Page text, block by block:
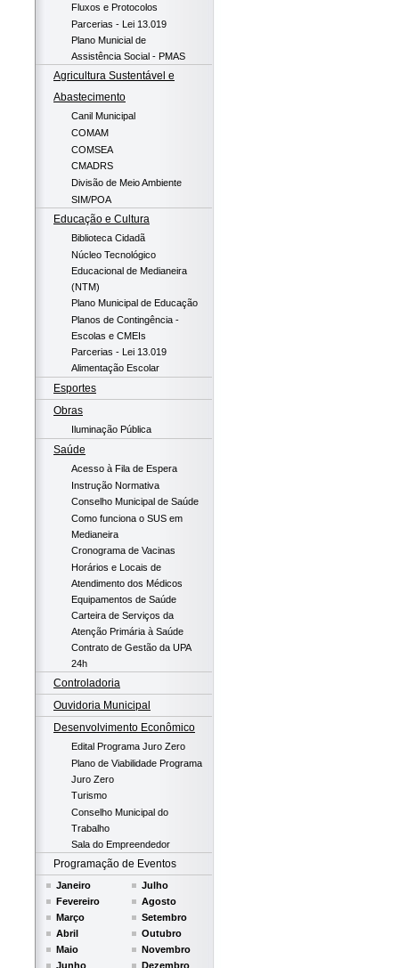
Fluxos e Protocolos
Parcerias - Lei 13.019
Plano Municial de
Assistência Social - PMAS
Agricultura Sustentável e
Abastecimento
Canil Municipal
COMAM
COMSEA
CMADRS
Divisão de Meio Ambiente
SIM/POA
Educação e Cultura
Biblioteca Cidadã
Núcleo Tecnológico
Educacional de Medianeira
(NTM)
Plano Municipal de Educação
Planos de Contingência -
Escolas e CMEIs
Parcerias - Lei 13.019
Alimentação Escolar
Esportes
Obras
Iluminação Pública
Saúde
Acesso à Fila de Espera
Instrução Normativa
Conselho Municipal de Saúde
Como funciona o SUS em
Medianeira
Cronograma de Vacinas
Horários e Locais de
Atendimento dos Médicos
Equipamentos de Saúde
Carteira de Serviços da
Atenção Primária à Saúde
Contrato de Gestão da UPA
24h
Controladoria
Ouvidoria Municipal
Desenvolvimento Econômico
Edital Programa Juro Zero
Plano de Viabilidade Programa
Juro Zero
Turismo
Conselho Municipal do
Trabalho
Sala do Empreendedor
Programação de Eventos
Janeiro
Fevereiro
Março
Abril
Maio
Junho
Julho
Agosto
Setembro
Outubro
Novembro
Dezembro